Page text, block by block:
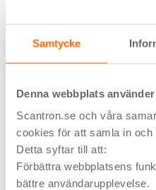
Samtycke
Denna webbplats
Scantron.se och våra
cookies för att samla in och
Detta syftar till att:
Förbättra webbplatsens
bättre användarupplevelse.
Serie 410
Serie 510
Serie 410D/510D